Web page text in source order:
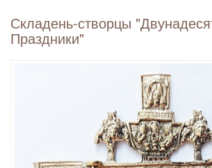
Складень-створцы
Праздники"